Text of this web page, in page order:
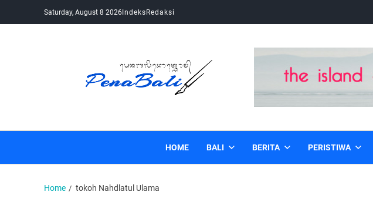
Saturday, August 8 2026IndeksRedaksi
HOME BALI BERITA PERISTIWA
Home tokoh Nahdlatul Ulama